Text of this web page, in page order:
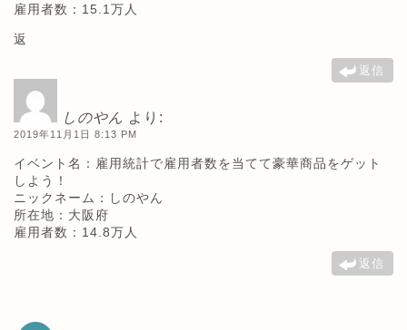
雇用者数：15.1万人
返
返信
しのやん より:
2019年11月1日 8:13 PM
イベント名：雇用統計で雇用者数を当てて豪華商品をゲット
しよう！
ニックネーム：しのやん
所在地：大阪府
雇用者数：14.8万人
返信